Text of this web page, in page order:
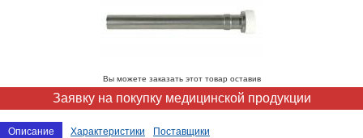
Вы можете заказать этот товар оставив
Заявку на покупку медицинской продукции
Описание Характеристики
Поставщики